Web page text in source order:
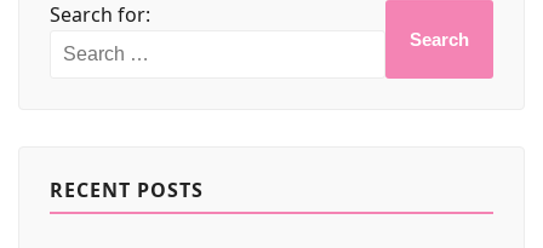
Search for:
Search
RECENT POSTS